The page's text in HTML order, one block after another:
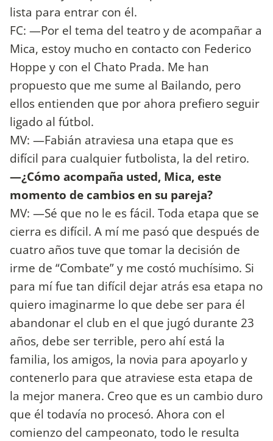
lista para entrar con él.
FC: —Por el tema del teatro y de acompañar a
Mica, estoy mucho en contacto con Federico
Hoppe y con el Chato Prada. Me han
propuesto que me sume al Bailando, pero
ellos entienden que por ahora prefiero seguir
ligado al fútbol.
MV: —Fabián atraviesa una etapa que es
difícil para cualquier futbolista, la del retiro.
—¿Cómo acompaña usted, Mica, este
momento de cambios en su pareja?
MV: —Sé que no le es fácil. Toda etapa que se
cierra es difícil. A mí me pasó que después de
cuatro años tuve que tomar la decisión de
irme de “Combate” y me costó muchísimo. Si
para mí fue tan difícil dejar atrás esa etapa no
quiero imaginarme lo que debe ser para él
abandonar el club en el que jugó durante 23
años, debe ser terrible, pero ahí está la
familia, los amigos, la novia para apoyarlo y
contenerlo para que atraviese esta etapa de
la mejor manera. Creo que es un cambio duro
que él todavía no procesó. Ahora con el
comienzo del campeonato, todo le resulta